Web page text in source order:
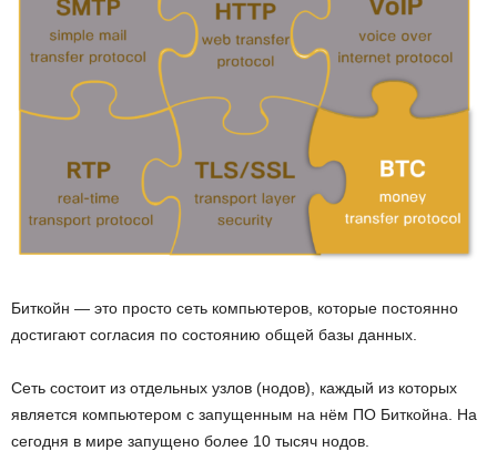
Биткойн — это просто сеть компьютеров, которые постоянно
достигают согласия по состоянию общей базы данных.
Сеть состоит из отдельных узлов (нодов), каждый из которых
является компьютером с запущенным на нём ПО Биткойна. На
сегодня в мире запущено более 10 тысяч нодов.